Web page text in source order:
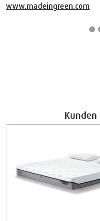
www.madeingreen.com